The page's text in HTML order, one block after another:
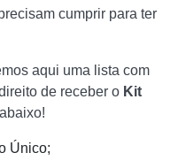
cumprir para ter
aqui uma lista com
de receber o Kit
Único;